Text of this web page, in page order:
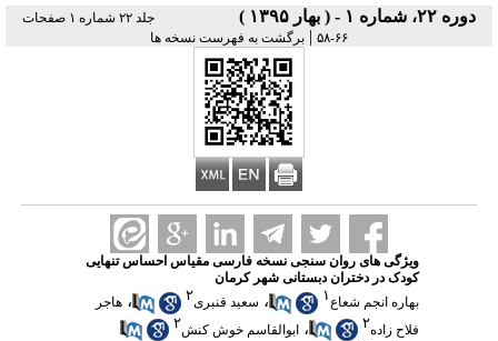
دوره ۲۲، شماره ۱ - ( بهار ۱۳۹۵ )
جلد ۲۲ شماره ۱ صفحات
۶۶-۵۸
| برگشت به فهرست نسخه ها
ویژگی های روان سنجی نسخه فارسی مقیاس احساس تنهایی
کودک در دختران دبستانی شهر کرمان
بهاره انجم شعاع۱ ، سعید قنبری۲ ، هاجر
فلاح زاده۲ ، ابوالقاسم خوش کنش۲